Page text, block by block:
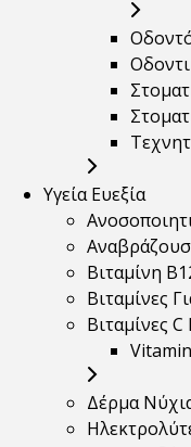
Υγεία Ευεξία
Βιταμίνη
Βιταμίνες
Βιταμίνες
Δέρμα